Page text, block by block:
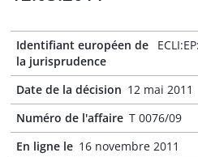
Identifiant européen de
la jurisprudence
Date de la décision 12 mai 2011
Numéro de l'affaire T 0076/09
En ligne le 16 novembre 2011